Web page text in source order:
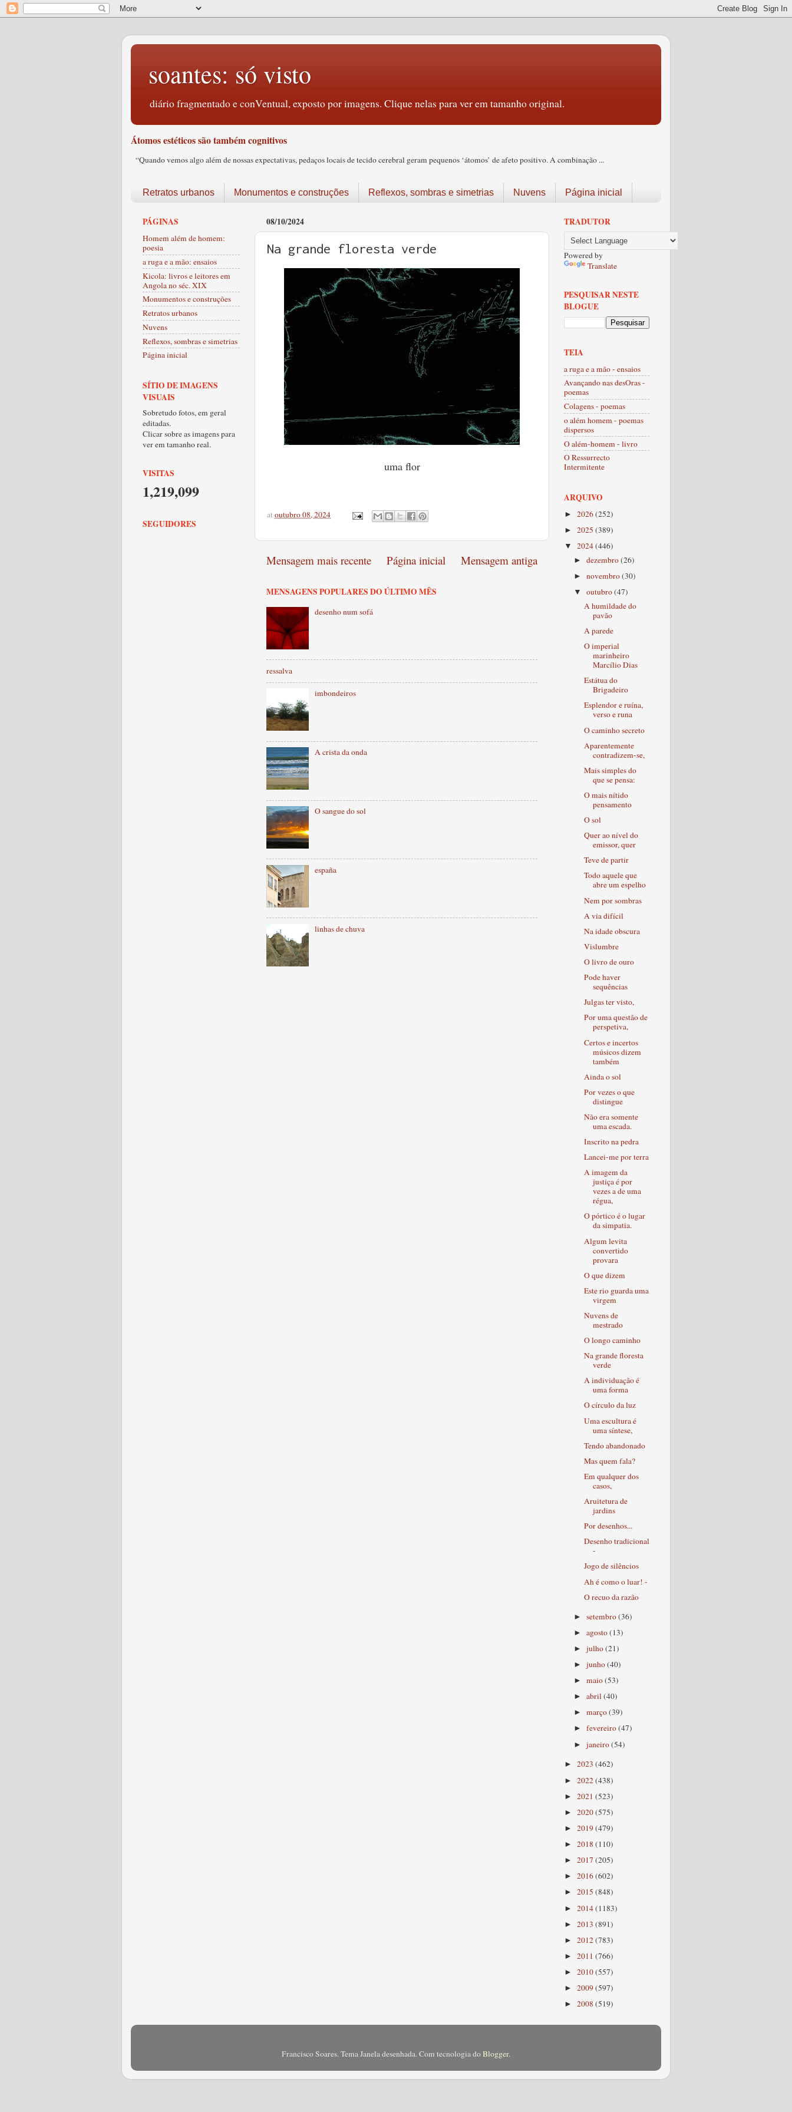
soantes: só visto
diário fragmentado e conVentual, exposto por imagens. Clique nelas para ver em tamanho original.
Átomos estéticos são também cognitivos
“Quando vemos algo além de nossas expectativas, pedaços locais de tecido cerebral geram pequenos ‘átomos’ de afeto positivo. A combinação ...
Retratos urbanos Monumentos e construções Reflexos, sombras e simetrias Nuvens Página inicial
08/10/2024
Na grande floresta verde
uma flor
atoutubro 08, 2024
Mensagem mais recente Mensagem antiga
Página inicial
MENSAGENS POPULARES DO ÚLTIMO MÊS
desenho num sofá
ressalva
imbondeiros
A crista da onda
O sangue do sol
españa
linhas de chuva
PÁGINAS
Homem além de homem:
poesia
a ruga e a mão: ensaios
Kicola: livros e leitores em
Angola no séc. XIX
Monumentos e construções
Retratos urbanos
Nuvens
Reflexos, sombras e simetrias
Página inicial
SÍTIO DE IMAGENS
VISUAIS
Sobretudo fotos, em geral
editadas.
Clicar sobre as imagens para
ver em tamanho real.
VISITAS
1,219,099
SEGUIDORES
TRADUTOR
Powered by
Translate
PESQUISAR NESTE
BLOGUE
TEIA
a ruga e a mão - ensaios
Avançando nas desOras -
poemas
Colagens - poemas
o além homem - poemas
dispersos
O além-homem - livro
O Ressurrecto
Intermitente
ARQUIVO
► 2026(252)
► 2025 (389)
▼ 2024(446)
►dezembro(26)
►novembro(30)
▼outubro(47)
A humildade do
pavão
A parede
O imperial
marinheiro
Marcílio Dias
Estátua do
Brigadeiro
Esplendor e ruína,
verso e runa
O caminho secreto
Aparentemente
contradizem-se,
Mais simples do
que se pensa:
O mais nítido
pensamento
O sol
Quer ao nível do
emissor, quer
Teve de partir
Todo aquele que
abre um espelho
Nem por sombras
A via difícil
Na idade obscura
Vislumbre
O livro de ouro
Pode haver
sequências
Julgas ter visto,
Por uma questão de
perspetiva,
Certos e incertos
músicos dizem
também
Ainda o sol
Por vezes o que
distingue
Não era somente
uma escada.
Inscrito na pedra
Lancei-me por terra
A imagem da
justiça é por
vezes a de uma
régua,
O pórtico é o lugar
da simpatia.
Algum levita
convertido
provara
O que dizem
Este rio guarda uma
virgem
Nuvens de
mestrado
O longo caminho
Na grande floresta
verde
A individuação é
uma forma
O círculo da luz
Uma escultura é
uma síntese,
Tendo abandonado
Mas quem fala?
Em qualquer dos
casos,
Aruitetura de
jardins
Por desenhos...
Desenho tradicional
-
Jogo de silêncios
Ah é como o luar! -
O recuo da razão
►setembro(36)
►agosto(13)
►julho(21)
►junho(40)
►maio(53)
►abril(40)
►março(39)
►fevereiro(47)
►janeiro(54)
► 2023 (462)
► 2022(438)
► 2021 (523)
► 2020(575)
► 2019(479)
► 2018 (110)
► 2017 (205)
► 2016(602)
► 2015 (848)
► 2014(1183)
► 2013 (891)
► 2012(783)
► 2011 (766)
► 2010(557)
► 2009(597)
► 2008 (519)
Francisco Soares. Tema Janela desenhada. Com tecnologia doBlogger.